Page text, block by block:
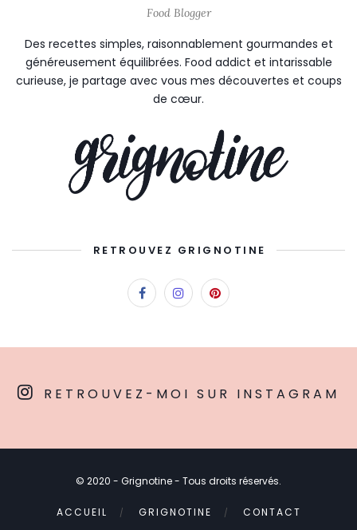
Food Blogger
Des recettes simples, raisonnablement gourmandes et
généreusement équilibrées. Food addict et intarissable
curieuse, je partage avec vous mes découvertes et coups
de cœur.
RETROUVEZ GRIGNOTINE
RETROUVEZ-MOI SUR INSTAGRAM
© 2020 - Grignotine - Tous droits réservés.
ACCUEIL GRIGNOTINE CONTACT